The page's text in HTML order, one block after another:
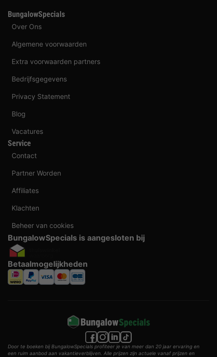
BungalowSpecials
Over Ons
Algemene voorwaarden
Extra voorwaarden partners
Bedrijfsgegevens
Privacy Statement
Blog
Vacatures
Service
Contact
Partner Worden
Affiliates
Klachten
Beheer van cookies
BungalowSpecials is aangesloten bij
Betaalmogelijkheden
Door te boeken bij BungalowSpecials profiteer je van meer dan 20 jaar ervaring en
een ruim aanbod aan vakantieverblijven. Alle prijzen zijn actuele vanaf prijzen en